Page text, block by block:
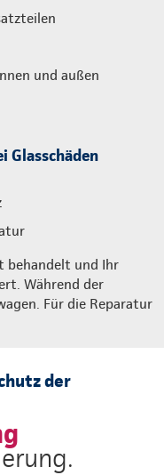
und außen
Glasschäden
behandelt und Ihr
Während der
Für die Reparatur
der